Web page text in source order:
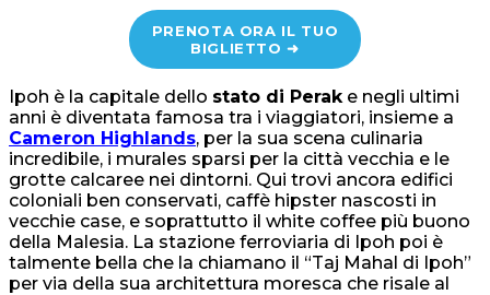
PRENOTA ORA IL TUO
BIGLIETTO ➜
Ipoh è la capitale dello stato di Perak e negli ultimi
anni è diventata famosa tra i viaggiatori, insieme a
Cameron Highlands, per la sua scena culinaria
incredibile, i murales sparsi per la città vecchia e le
grotte calcaree nei dintorni. Qui trovi ancora edifici
coloniali ben conservati, caffè hipster nascosti in
vecchie case, e soprattutto il white coffee più buono
della Malesia. La stazione ferroviaria di Ipoh poi è
talmente bella che la chiamano il “Taj Mahal di Ipoh”
per via della sua architettura moresca che risale al